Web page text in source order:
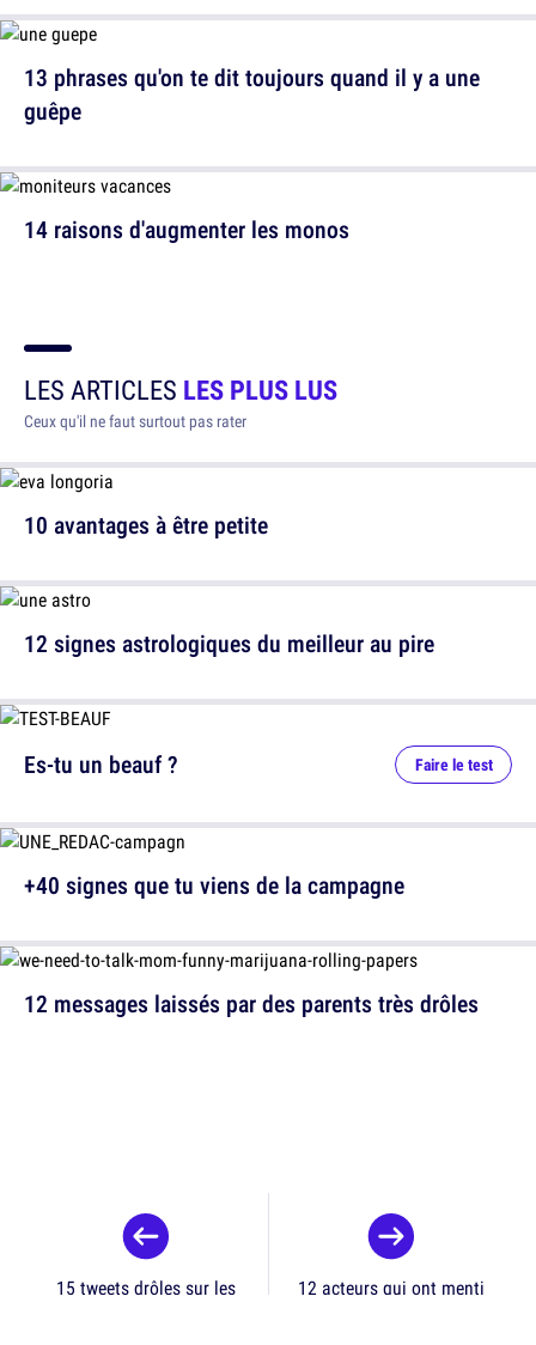
13 phrases qu'on te dit toujours quand il y a une
guêpe
14 raisons d'augmenter les monos
LES ARTICLES LES PLUS LUS
Ceux qu'il ne faut surtout pas rater
10 avantages à être petite
12 signes astrologiques du meilleur au pire
12 messages laissés par des parents très drôles
Es-tu un beauf ? Faire le test
+40 signes que tu viens de la campagne
15 tweets drôles sur les
12 acteurs qui ont menti